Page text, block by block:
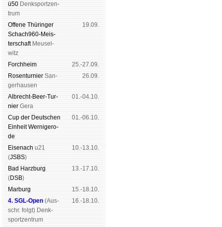
ü50 Denk­sport­zen­
trum
Offene Thü­rin­ger
Schach960-Meis­
ter­schaftMeu­sel­
witz
19.09.
Forch­heim
25.-27.09.
Rosen­tur­nier San­
ger­hau­sen
26.09.
Albrecht-Beer-Tur­
nier Ge­ra
01.-04.10.
Cup der Deut­schen
Ein­heit Wer­ni­ge­ro­
de
01.-06.10.
Eise­nach u21
(JSBS)
10.-13.10.
Bad Harz­burg
(DSB)
13.-17.10.
Mar­burg
15.-18.10.
4. SGL-Open (Aus­
schr. folgt) Denk­
sport­zen­trum
16.-18.10.